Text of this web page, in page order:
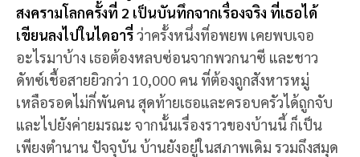
สงครามโลกครั้งที่ 2 เป็นบันทึกจากเรื่องจริง ที่เธอได้
เขียนลงไปในไดอารี่ว่าครั้งหนึ่งที่อพยพ เคยพบเจอ
อะไรมาบ้าง เธอต้องหลบซ่อนจากพวกนาซี และชาว
ดัทซ์เชื้อสายยิวกว่า 10,000 คน ที่ต้องถูกสังหารหมู่
เหลือรอดไม่กี่พันคน สุดท้ายเธอและครอบครัวได้ถูกจับ
และไปยังค่ายมรณะ จากนั้นเรื่องราวของบ้านนี้ ก็เป็น
เพียงตำนาน ปัจจุบัน บ้านยังอยู่ในสภาพเดิม รวมถึงสมุด